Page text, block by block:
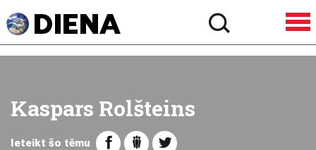
Kaspars Rolšteins
Ieteikt šo tēmu